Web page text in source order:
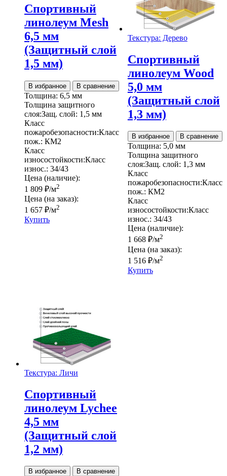
Спортивный
линолеум Mesh
6,5 мм
(Защитный слой
1,5 мм)
В избранное В сравнение
Толщина: 6,5 мм
Толщина защитного
слоя:Защ. слой: 1,5 мм
Класс
пожаробезопасности:Класс
пож.: КМ2
Класс
износостойкости:Класс
износ.: 34/43
Цена (наличие):
1 809 ₽/м2
Цена (на заказ):
1 657 ₽/м2
Купить
Текстура: Дерево
Спортивный
линолеум Wood
5,0 мм
(Защитный слой
1,3 мм)
В избранное В сравнение
Толщина: 5,0 мм
Толщина защитного
слоя:Защ. слой: 1,3 мм
Класс
пожаробезопасности:Класс
пож.: КМ2
Класс
износостойкости:Класс
износ.: 34/43
Цена (наличие):
1 668 ₽/м2
Цена (на заказ):
1 516 ₽/м2
Купить
Текстура: Личи
Спортивный
линолеум Lychee
4,5 мм
(Защитный слой
1,2 мм)
В избранное В сравнение